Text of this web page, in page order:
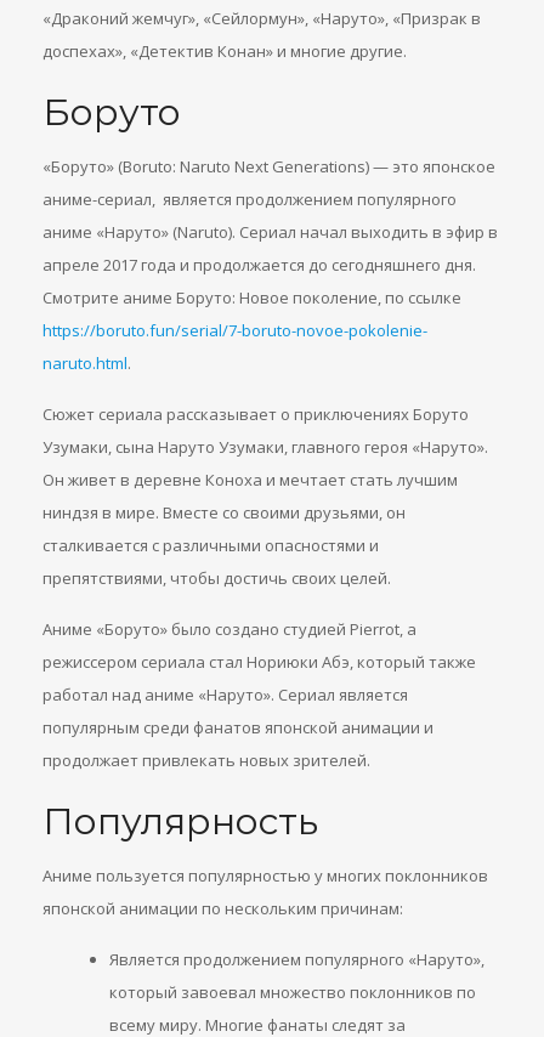
«Драконий жемчуг», «Сейлормун», «Наруто», «Призрак в
доспехах», «Детектив Конан» и многие другие.
Боруто
«Боруто» (Boruto: Naruto Next Generations) — это японское
аниме-сериал, является продолжением популярного
аниме «Наруто» (Naruto). Сериал начал выходить в эфир в
апреле 2017 года и продолжается до сегодняшнего дня.
Смотрите аниме Боруто: Новое поколение, по ссылке
https://boruto.fun/serial/7-boruto-novoe-pokolenie-
naruto.html.
Сюжет сериала рассказывает о приключениях Боруто
Узумаки, сына Наруто Узумаки, главного героя «Наруто».
Он живет в деревне Коноха и мечтает стать лучшим
ниндзя в мире. Вместе со своими друзьями, он
сталкивается с различными опасностями и
препятствиями, чтобы достичь своих целей.
Аниме «Боруто» было создано студией Pierrot, а
режиссером сериала стал Нориюки Абэ, который также
работал над аниме «Наруто». Сериал является
популярным среди фанатов японской анимации и
продолжает привлекать новых зрителей.
Популярность
Аниме пользуется популярностью у многих поклонников
японской анимации по нескольким причинам:
Является продолжением популярного «Наруто»,
который завоевал множество поклонников по
всему миру. Многие фанаты следят за